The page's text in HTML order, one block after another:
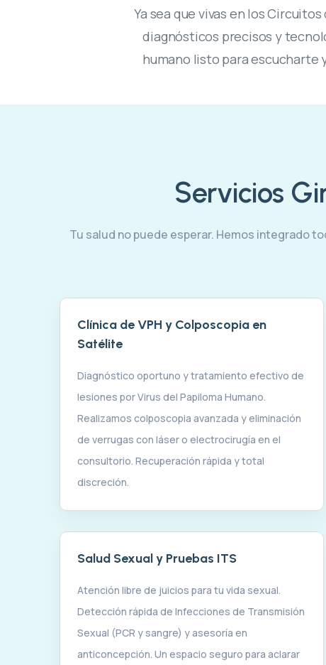
Ya sea que vivas en los
diagnósticos precisos y
humano listo para escucharte
Servicios
Tu salud no puede esperar. Hemos integrado
Clínica de VPH y Colposcopia en
Satélite
Diagnóstico oportuno y tratamiento efectivo de
lesiones por Virus del Papiloma Humano.
Realizamos colposcopia avanzada y eliminación
de verrugas con láser o electrocirugía en el
consultorio. Recuperación rápida y total
discreción.
Salud Sexual y Pruebas ITS
Atención libre de juicios para tu vida sexual.
Detección rápida de Infecciones de Transmisión
Sexual (PCR y sangre) y asesoría en
anticoncepción. Un espacio seguro para aclarar